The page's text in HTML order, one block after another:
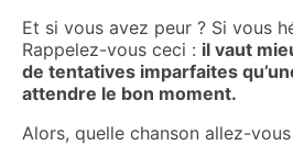
Et si vous avez peur ? Si vous
Rappelez-vous ceci : il vaut
de tentatives imparfaites
attendre le bon moment.
Alors, quelle chanson allez-